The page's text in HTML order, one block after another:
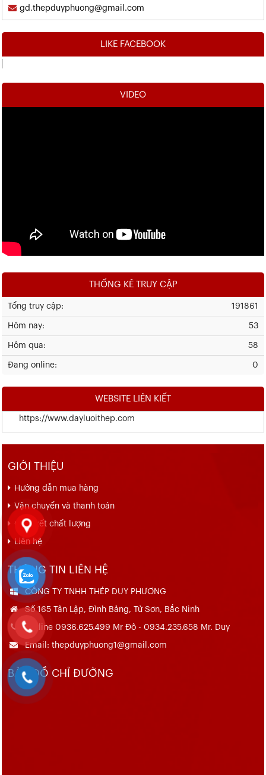
gd.thepduyphuong@gmail.com
LIKE FACEBOOK
VIDEO
THỐNG KÊ TRUY CẬP
191861
Tổng truy cập:
53
Hôm nay:
58
Hôm qua:
0
Đang online:
WEBSITE LIÊN KIẾT
https://www.dayluoithep.com
GIỚI THIỆU
Hướng dẫn mua hàng
Vận chuyển và thanh toán
Cam kết chất lượng
Liên hệ
THÔNG TIN LIÊN HỆ
CÔNG TY TNHH THÉP DUY PHƯƠNG
Số 165 Tân Lập, Đình Bảng, Từ Sơn, Bắc Ninh
Hotline 0936.625.499 Mr Đô - 0934.235.658 Mr. Duy
Email: thepduyphuong1@gmail.com
BẢN ĐỒ CHỈ ĐƯỜNG